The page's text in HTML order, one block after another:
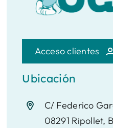
Acceso clientes
Ubicación
C/ Federico
08291 Ripollet,